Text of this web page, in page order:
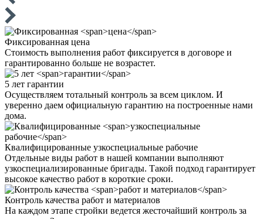
Фиксированная цена
Стоимость выполнения работ фиксируется в договоре и
гарантированно больше не возрастет.
5 лет гарантии
Осуществляем тотальный контроль за всем циклом. И
уверенно даем официальную гарантию на построенные нами
дома.
Квалифицированные узкоспециальные рабочие
Отдельные виды работ в нашей компании выполняют
узкоспециализированные бригады. Такой подход гарантирует
высокое качество работ в короткие сроки.
Контроль качества работ и материалов
На каждом этапе стройки ведется жесточайший контроль за